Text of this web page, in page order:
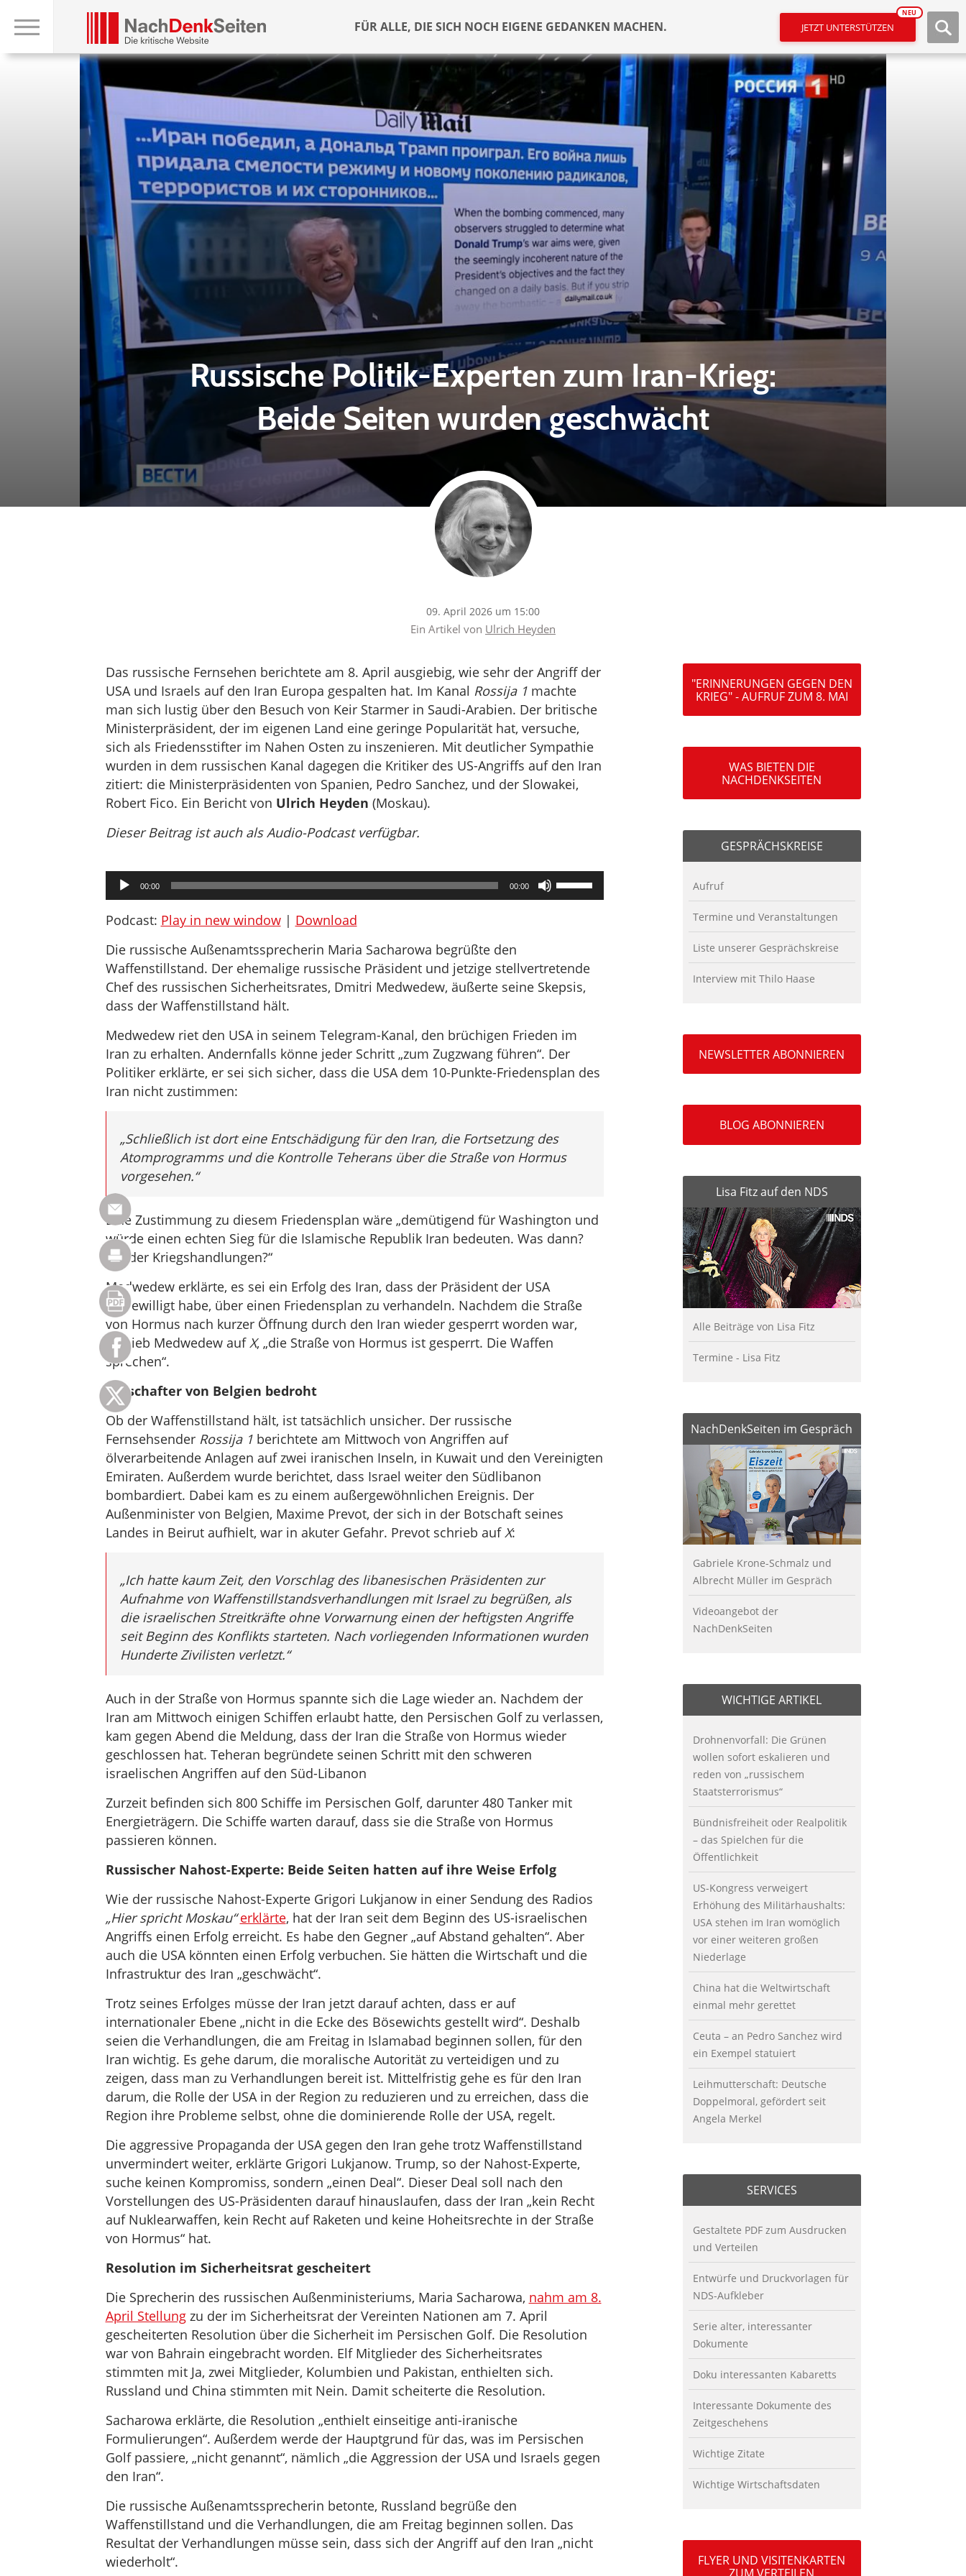
FÜR ALLE, DIE SICH NOCH EIGENE GEDANKEN MACHEN. JETZT UNTERSTÜTZEN
NEU
Russische Politik-Experten zum Iran-Krieg:
Beide Seiten wurden geschwächt
09. April 2026 um 15:00
Ein Artikel von Ulrich Heyden
Das russische Fernsehen berichtete am 8. April ausgiebig, wie sehr der Angriff der
USA und Israels auf den Iran Europa gespalten hat. Im Kanal Rossija 1machte
man sich lustig über den Besuch von Keir Starmer in Saudi-Arabien. Der britische
Ministerpräsident, der im eigenen Land eine geringe Popularität hat, versuche,
sich als Friedensstifter im Nahen Osten zu inszenieren. Mit deutlicher Sympathie
wurden in dem russischen Kanal dagegen die Kritiker des US-Angriffs auf den Iran
zitiert: die Ministerpräsidenten von Spanien, Pedro Sanchez, und der Slowakei,
Robert Fico. Ein Bericht von Ulrich Heyden (Moskau).
Dieser Beitrag ist auch als Audio-Podcast verfügbar.
Audio-
Player
00:00 00:00
Pfeiltasten
Hoch/Runter
Lautstärke
zu
Podcast: Play in new window| Download
Die russische Außenamtssprecherin Maria Sacharowa begrüßte den
Waffenstillstand. Der ehemalige russische Präsident und jetzige stellvertretende
Chef des russischen Sicherheitsrates, Dmitri Medwedew, äußerte seine Skepsis,
dass der Waffenstillstand hält.
Medwedew riet den USA in seinem Telegram-Kanal, den brüchigen Frieden im
Iran zu erhalten. Andernfalls könne jeder Schritt „zum Zugzwang führen“. Der
Politiker erklärte, er sei sich sicher, dass die USA dem 10-Punkte-Friedensplan des
Iran nicht zustimmen:
„Schließlich ist dort eine Entschädigung für den Iran, die Fortsetzung des
Atomprogramms und die Kontrolle Teherans über die Straße von Hormus
vorgesehen.“
Eine Zustimmung zu diesem Friedensplan wäre „demütigend für Washington und
würde einen echten Sieg für die Islamische Republik Iran bedeuten. Was dann?
Wieder Kriegshandlungen?“
Medwedew erklärte, es sei ein Erfolg des Iran, dass der Präsident der USA
eingewilligt habe, über einen Friedensplan zu verhandeln. Nachdem die Straße
von Hormus nach kurzer Öffnung durch den Iran wieder gesperrt worden war,
schrieb Medwedew aufX, „die Straße von Hormus ist gesperrt. Die Waffen
sprechen“.
Botschafter von Belgien bedroht
Ob der Waffenstillstand hält, ist tatsächlich unsicher. Der russische
Fernsehsender Rossija 1berichtete am Mittwoch von Angriffen auf
ölverarbeitende Anlagen auf zwei iranischen Inseln, in Kuwait und den Vereinigten
Emiraten. Außerdem wurde berichtet, dass Israel weiter den Südlibanon
bombardiert. Dabei kam es zu einem außergewöhnlichen Ereignis. Der
Außenminister von Belgien, Maxime Prevot, der sich in der Botschaft seines
Landes in Beirut aufhielt, war in akuter Gefahr. Prevot schrieb aufX:
„Ich hatte kaum Zeit, den Vorschlag des libanesischen Präsidenten zur
Aufnahme von Waffenstillstandsverhandlungen mit Israel zu begrüßen, als
die israelischen Streitkräfte ohne Vorwarnung einen der heftigsten Angriffe
seit Beginn des Konflikts starteten. Nach vorliegenden Informationen wurden
Hunderte Zivilisten verletzt.“
Auch in der Straße von Hormus spannte sich die Lage wieder an. Nachdem der
Iran am Mittwoch einigen Schiffen erlaubt hatte, den Persischen Golf zu verlassen,
kam gegen Abend die Meldung, dass der Iran die Straße von Hormus wieder
geschlossen hat. Teheran begründete seinen Schritt mit den schweren
israelischen Angriffen auf den Süd-Libanon
Zurzeit befinden sich 800 Schiffe im Persischen Golf, darunter 480 Tanker mit
Energieträgern. Die Schiffe warten darauf, dass sie die Straße von Hormus
passieren können.
Russischer Nahost-Experte: Beide Seiten hatten auf ihre Weise Erfolg
Wie der russische Nahost-Experte Grigori Lukjanow in einer Sendung des Radios
„Hier spricht Moskau“ erklärte, hat der Iran seit dem Beginn des US-israelischen
Angriffs einen Erfolg erreicht. Es habe den Gegner „auf Abstand gehalten“. Aber
auch die USA könnten einen Erfolg verbuchen. Sie hätten die Wirtschaft und die
Infrastruktur des Iran „geschwächt“.
Trotz seines Erfolges müsse der Iran jetzt darauf achten, dass er auf
internationaler Ebene „nicht in die Ecke des Bösewichts gestellt wird“. Deshalb
seien die Verhandlungen, die am Freitag in Islamabad beginnen sollen, für den
Iran wichtig. Es gehe darum, die moralische Autorität zu verteidigen und zu
zeigen, dass man zu Verhandlungen bereit ist. Mittelfristig gehe es für den Iran
darum, die Rolle der USA in der Region zu reduzieren und zu erreichen, dass die
Region ihre Probleme selbst, ohne die dominierende Rolle der USA, regelt.
Die aggressive Propaganda der USA gegen den Iran gehe trotz Waffenstillstand
unvermindert weiter, erklärte Grigori Lukjanow. Trump, so der Nahost-Experte,
suche keinen Kompromiss, sondern „einen Deal“. Dieser Deal soll nach den
Vorstellungen des US-Präsidenten darauf hinauslaufen, dass der Iran „kein Recht
auf Nuklearwaffen, kein Recht auf Raketen und keine Hoheitsrechte in der Straße
von Hormus“ hat.
Resolution im Sicherheitsrat gescheitert
Die Sprecherin des russischen Außenministeriums, Maria Sacharowa, nahm am 8.
April Stellungzu der im Sicherheitsrat der Vereinten Nationen am 7. April
gescheiterten Resolution über die Sicherheit im Persischen Golf. Die Resolution
war von Bahrain eingebracht worden. Elf Mitglieder des Sicherheitsrates
stimmten mit Ja, zwei Mitglieder, Kolumbien und Pakistan, enthielten sich.
Russland und China stimmten mit Nein. Damit scheiterte die Resolution.
Sacharowa erklärte, die Resolution „enthielt einseitige anti-iranische
Formulierungen“. Außerdem werde der Hauptgrund für das, was im Persischen
Golf passiere, „nicht genannt“, nämlich „die Aggression der USA und Israels gegen
den Iran“.
Die russische Außenamtssprecherin betonte, Russland begrüße den
Waffenstillstand und die Verhandlungen, die am Freitag beginnen sollen. Das
Resultat der Verhandlungen müsse sein, dass sich der Angriff auf den Iran „nicht
wiederholt“.
"ERINNERUNGEN GEGEN DEN
KRIEG" - AUFRUF ZUM 8. MAI
WAS BIETEN DIE
NACHDENKSEITEN
GESPRÄCHSKREISE
Aufruf
Termine und Veranstaltungen
Liste unserer Gesprächskreise
Interview mit Thilo Haase
NEWSLETTER ABONNIEREN
BLOG ABONNIEREN
Lisa Fitz auf den NDS
Alle Beiträge von Lisa Fitz
Termine - Lisa Fitz
NachDenkSeiten im Gespräch
Gabriele Krone-Schmalz und
Albrecht Müller im Gespräch
Videoangebot der
NachDenkSeiten
WICHTIGE ARTIKEL
Drohnenvorfall: Die Grünen
wollen sofort eskalieren und
reden von „russischem
Staatsterrorismus“
Bündnisfreiheit oder Realpolitik
– das Spielchen für die
Öffentlichkeit
US-Kongress verweigert
Erhöhung des Militärhaushalts:
USA stehen im Iran womöglich
vor einer weiteren großen
Niederlage
China hat die Weltwirtschaft
einmal mehr gerettet
Ceuta – an Pedro Sanchez wird
ein Exempel statuiert
Leihmutterschaft: Deutsche
Doppelmoral, gefördert seit
Angela Merkel
SERVICES
Gestaltete PDF zum Ausdrucken
und Verteilen
Entwürfe und Druckvorlagen für
NDS-Aufkleber
Serie alter, interessanter
Dokumente
Doku interessanten Kabaretts
Interessante Dokumente des
Zeitgeschehens
Wichtige Zitate
Wichtige Wirtschaftsdaten
FLYER UND VISITENKARTEN